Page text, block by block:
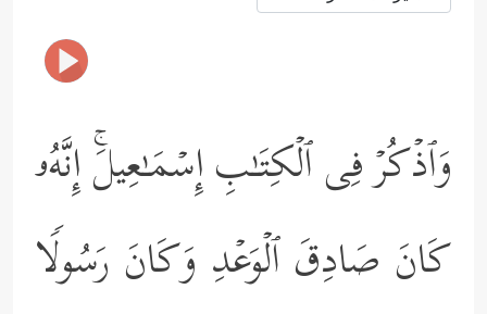
وَٱذۡكُرۡ فِی ٱلۡكِتَـٰبِ إِسۡمَـٰعِیلَۚ إِنَّهُۥ
كَانَ صَادِقَ ٱلۡوَعۡدِ وَكَانَ رَسُولࣰا